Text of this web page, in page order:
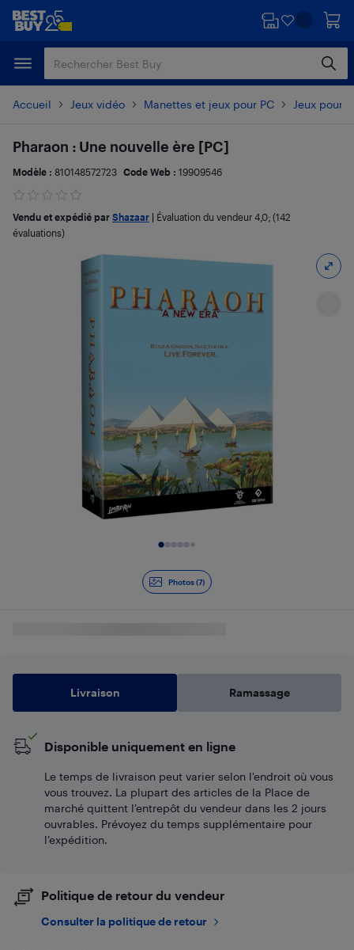
Passer
principal
Passer
Accueil Jeux vidéo Manettes et jeux pour PC Jeux pour
Photos (7)
Pharaon : Une nouvelle ère [PC]
Modèle : 810148572723 Code Web : 19909546
Vendu et expédié par Shazaar Évaluation du vendeur 4,0; (142
évaluations)
Livraison Ramassage
Disponible uniquement en ligne
Le temps de livraison peut varier selon l'endroit où vous
vous trouvez. La plupart des articles de la Place de
marché quittent l’entrepôt du vendeur dans les 2 jours
ouvrables. Prévoyez du temps supplémentaire pour
l’expédition.
Politique de retour du vendeur
Consulter la politique de retour